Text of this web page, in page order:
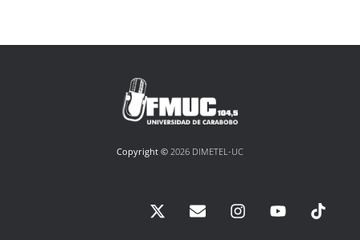
Copyright © 2026 DIMETEL-UC